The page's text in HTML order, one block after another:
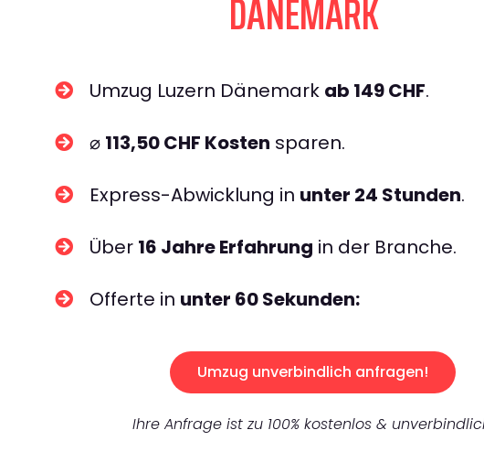
DÄNEMARK
Umzug Luzern Dänemark ab 149 CHF.
⌀ 113,50 CHF Kosten sparen.
Express-Abwicklung in unter 24 Stunden.
Über 16 Jahre Erfahrung in der Branche.
Offerte in unter 60 Sekunden:
Umzug unverbindlich anfragen!
Ihre Anfrage ist zu 100% kostenlos &